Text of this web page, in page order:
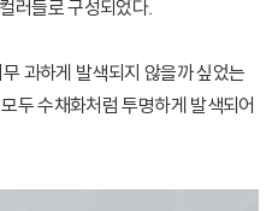
러들로 구성되었다.
과하게 발색되지 않을까 싶었는
두 수채화처럼 투명하게 발색되어